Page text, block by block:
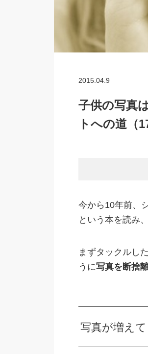
2015.04.9
子供の写真
トへの道（
今から10年前、
という本を読み
まずタックルし
うに写真を断捨
写真が増え